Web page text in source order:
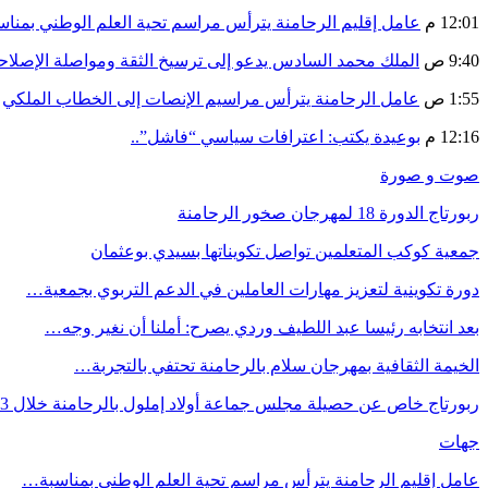
12:01 م عامل إقليم الرحامنة يترأس مراسم تحية العلم الوطني
9:40 ص الملك محمد السادس يدعو إلى ترسيخ الثقة ومواصلة
1:55 ص عامل الرحامنة يترأس مراسيم الإنصات إلى الخطاب الملكي
12:16 م بوعيدة يكتب: اعترافات سياسي “فاشل”..
صوت و صورة
ربورتاج الدورة 18 لمهرجان صخور الرحامنة
جمعية كوكب المتعلمين تواصل تكويناتها بسيدي بوعثمان
دورة تكوينية لتعزيز مهارات العاملين في الدعم التربوي بجمعية…
بعد انتخابه رئيسا عبد اللطيف وردي يصرح: أملنا أن نغير وجه…
الخيمة الثقافية بمهرجان سلام بالرحامنة تحتفي بالتجربة…
ربورتاج خاص عن حصيلة مجلس جماعة أولاد إملول بالرحامنة خلال 3…
جهات
عامل إقليم الرحامنة يترأس مراسم تحية العلم الوطني بمناسبة…